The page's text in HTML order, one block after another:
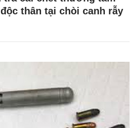
thân tại chòi canh rẫy